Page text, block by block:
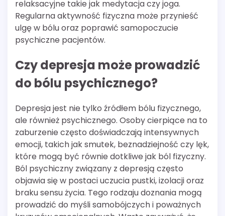
relaksacyjne takie jak medytacja czy joga.
Regularna aktywność fizyczna może przynieść
ulgę w bólu oraz poprawić samopoczucie
psychiczne pacjentów.
Czy depresja może prowadzić
do bólu psychicznego?
Depresja jest nie tylko źródłem bólu fizycznego,
ale również psychicznego. Osoby cierpiące na to
zaburzenie często doświadczają intensywnych
emocji, takich jak smutek, beznadziejność czy lęk,
które mogą być równie dotkliwe jak ból fizyczny.
Ból psychiczny związany z depresją często
objawia się w postaci uczucia pustki, izolacji oraz
braku sensu życia. Tego rodzaju doznania mogą
prowadzić do myśli samobójczych i poważnych